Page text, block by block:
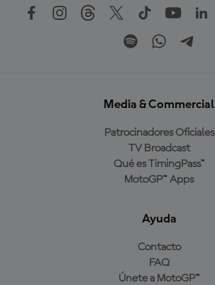
Media & Commercial
Patrocinadores Oficiales
TV Broadcast
Qué es TimingPass™
MotoGP™ Apps
Ayuda
Contacto
FAQ
Únete a MotoGP™